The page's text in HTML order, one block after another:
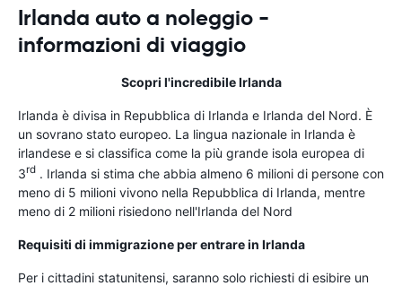
Irlanda auto a noleggio -
informazioni di viaggio
Scopri l'incredibile Irlanda
Irlanda è divisa in Repubblica di Irlanda e Irlanda del Nord. È
un sovrano stato europeo. La lingua nazionale in Irlanda è
irlandese e si classifica come la più grande isola europea di
3rd . Irlanda si stima che abbia almeno 6 milioni di persone con
meno di 5 milioni vivono nella Repubblica di Irlanda, mentre
meno di 2 milioni risiedono nell'Irlanda del Nord
Requisiti di immigrazione per entrare in Irlanda
Per i cittadini statunitensi, saranno solo richiesti di esibire un